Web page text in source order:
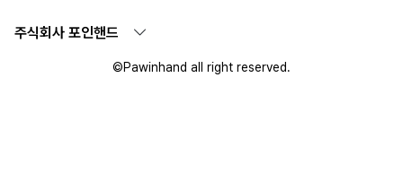
주식회사 포인핸드
©Pawinhand all right reserved.